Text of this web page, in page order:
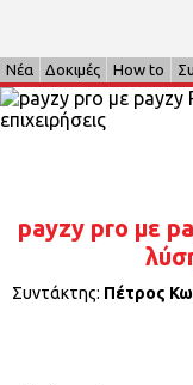
Νέα Δοκιμές How to
payzy pro με
Συντάκτης: Πέτρος